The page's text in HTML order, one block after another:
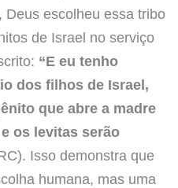
escolheu essa tribo
de Israel no serviço
“E eu tenho
dos filhos de Israel,
que abre a madre
os levitas serão
Isso demonstra que
humana, mas uma